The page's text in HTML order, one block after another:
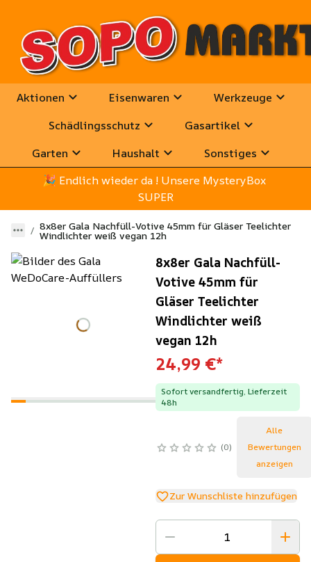
Aktionen Eisenwaren
Werkzeuge
Schädlingsschutz
Gasartikel
Garten
Haushalt
Sonstiges
🎉 Endlich wieder da ! Unsere MysteryBox
SUPER
8x8er Gala Nachfüll-Votive 45mm für Gläser Teelichter
Windlichter weiß vegan 12h
8x8er Gala Nachfüll-
Votive 45mm für
Gläser Teelichter
Windlichter weiß
vegan 12h
24,99 €*
Sofort versandfertig, Lieferzeit
48h
0
Alle
Bewertungen
anzeigen
Zur Wunschliste hinzufügen